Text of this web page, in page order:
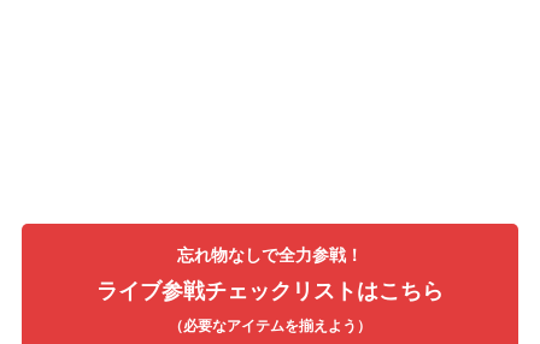
忘れ物なしで全力参戦！
ライブ参戦チェックリストはこちら
（必要なアイテムを揃えよう）